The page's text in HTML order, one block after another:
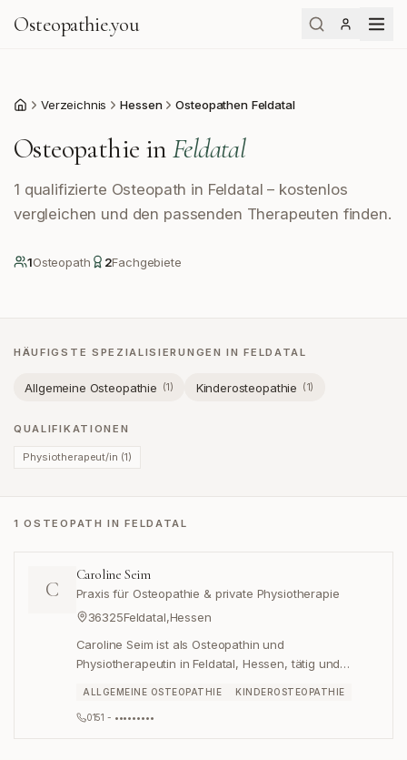
Osteopathie.you
Start Verzeichnis Hessen Osteopathen Feldatal
Osteopathie inFeldatal
1 qualifizierte Osteopath in Feldatal – kostenlos
vergleichen und den passenden Therapeuten finden.
1Osteopath 2Fachgebiete
HÄUFIGSTE SPEZIALISIERUNGEN INFELDATAL
Allgemeine Osteopathie (1) Kinderosteopathie (1)
QUALIFIKATIONEN
Physiotherapeut/in (1)
1 OSTEOPATH IN FELDATAL
C
Caroline Seim
Praxis für Osteopathie & private Physiotherapie
36325Feldatal,Hessen
Caroline Seim ist als Osteopathin und
Physiotherapeutin in Feldatal, Hessen, tätig und
ALLGEMEINE OSTEOPATHIE KINDEROSTEOPATHIE
0151 - •••••••••